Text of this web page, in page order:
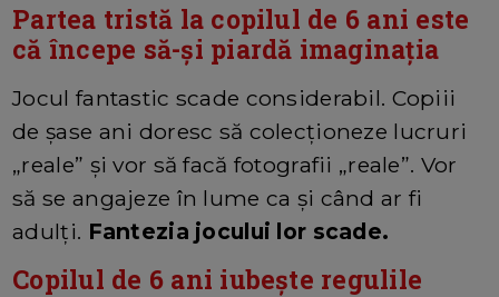
Partea tristă la copilul de 6 ani este
că începe să-și piardă imaginația
Jocul fantastic scade considerabil. Copiii
de șase ani doresc să colecționeze lucruri
„reale” și vor să facă fotografii „reale”. Vor
să se angajeze în lume ca și când ar fi
adulți. Fantezia jocului lor scade.
Copilul de 6 ani iubește regulile